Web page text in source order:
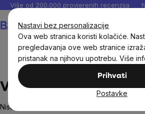
Nastavi bez personalizacije
Ova web stranica koristi kolačiće.
pregledavanja ove web stranice
pristanak na njihovu upotrebu. Više
Prihvati
Postavke
Preskoči
sadržaj
Više od 200.000 provjerenih recenzija
Vivarini
Nisu pronađeni proizvodi marke